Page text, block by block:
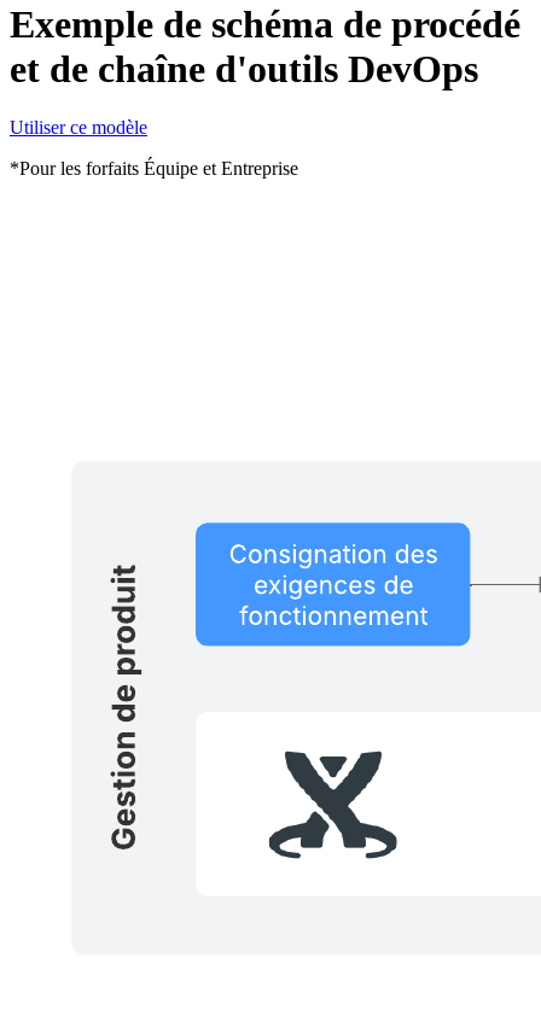
Exemple de schéma de procédé
et de chaîne d'outils DevOps
Utiliser ce modèle
*Pour les forfaits Équipe et Entreprise